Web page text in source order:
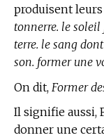
produisent leurs
tonnerre. le soleil
terre. le sang
son. former une
On dit, Former
Il signifie aussi,
donner une